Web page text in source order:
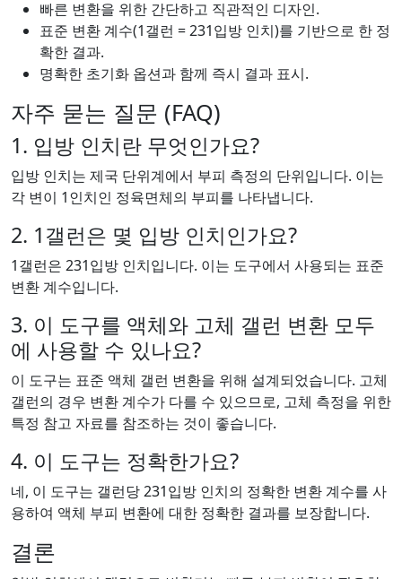
빠른 변환을 위한 간단하고 직관적인 디자인.
표준 변환 계수(1갤런 = 231입방 인치)를 기반으로 한 정
확한 결과.
명확한 초기화 옵션과 함께 즉시 결과 표시.
자주 묻는 질문 (FAQ)
1. 입방 인치란 무엇인가요?
입방 인치는 제국 단위계에서 부피 측정의 단위입니다. 이는
각 변이 1인치인 정육면체의 부피를 나타냅니다.
2. 1갤런은 몇 입방 인치인가요?
1갤런은 231입방 인치입니다. 이는 도구에서 사용되는 표준
변환 계수입니다.
3. 이 도구를 액체와 고체 갤런 변환 모두
에 사용할 수 있나요?
이 도구는 표준 액체 갤런 변환을 위해 설계되었습니다. 고체
갤런의 경우 변환 계수가 다를 수 있으므로, 고체 측정을 위한
특정 참고 자료를 참조하는 것이 좋습니다.
4. 이 도구는 정확한가요?
네, 이 도구는 갤런당 231입방 인치의 정확한 변환 계수를 사
용하여 액체 부피 변환에 대한 정확한 결과를 보장합니다.
결론